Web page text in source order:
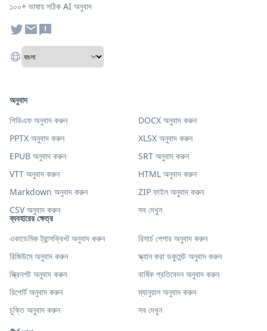
১০০+ ভাষায় সঠিক AI অনুবাদ
ব্যবহারের ক্ষেত্র
একাডেমিক ট্রান্সক্রিপ্ট অনুবাদ করুন
রিসার্চ পেপার অনুবাদ করুন
রিজিউমে অনুবাদ করুন
স্ক্যান করা ডকুমেন্ট অনুবাদ করুন
স্ক্রিনশট অনুবাদ করুন
বার্ষিক প্রতিবেদন অনুবাদ করুন
রিপোর্ট অনুবাদ করুন
ম্যানুয়াল অনুবাদ করুন
চুক্তি অনুবাদ করুন
সব দেখুন
অনুবাদ
পিডিএফ অনুবাদ করুন
DOCX অনুবাদ করুন
PPTX অনুবাদ করুন
XLSX অনুবাদ করুন
EPUB অনুবাদ করুন
SRT অনুবাদ করুন
VTT অনুবাদ করুন
HTML অনুবাদ করুন
Markdown অনুবাদ করুন
ZIP ফাইল অনুবাদ করুন
CSV অনুবাদ করুন
সব দেখুন